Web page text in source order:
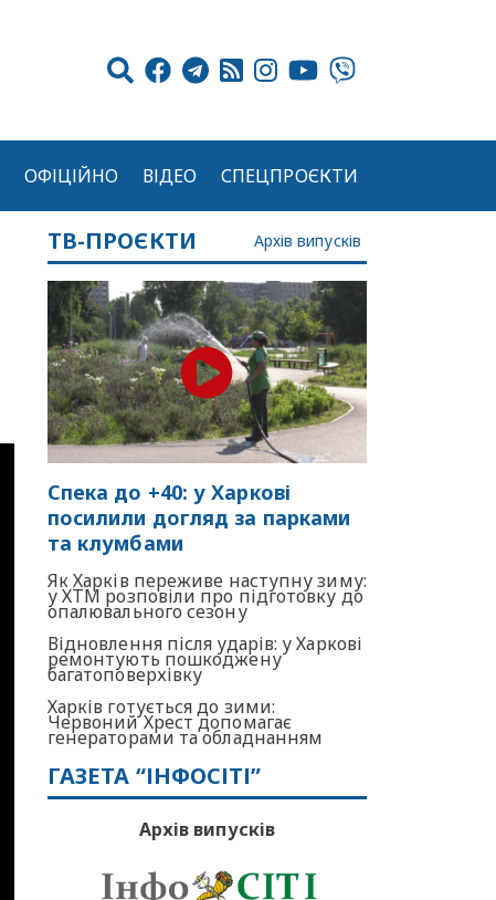
ОФІЦІЙНО ВІДЕО СПЕЦПРОЄКТИ
ТВ-ПРОЄКТИ Архів випусків
Спека до +40: у Харкові
посилили догляд за парками
та клумбами
Як Харків переживе наступну зиму:
у ХТМ розповіли про підготовку до
опалювального сезону
Відновлення після ударів: у Харкові
ремонтують пошкоджену
багатоповерхівку
Харків готується до зими:
Червоний Хрест допомагає
генераторами та обладнанням
ГАЗЕТА “ІНФОСІТІ”
Архів випусків